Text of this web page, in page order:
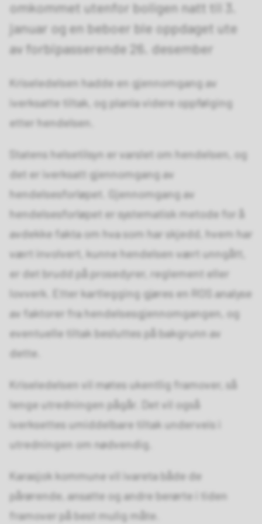
omkommet utenfor boligen natt til 3.
januar og en beboer ble oppdaget ute
av forbipasserende 26. desember
Kriseledelsen hadde en gjennomgang av
iverksatte tiltak, og planla videre oppfølging
etter hendelsen.
Statens helsetilsyn er varslet om hendelsen, og
det er iverksatt gjennomgang av
hendelsesforløpet. Gjennomgang av
hendelsesforløpet er systematisk metode for å
avdekke fakta om hva som har skjedd, hvem har
vært involvert, kunne hendelsen vært unngått,
er det brudd på prosedyrer, reglement eller
lovverk. Etter kartlegging gjøres en ROS analyse
av faktorer fra hendelsesgjennomgangen, og
eventuelle tiltak besluttes på bakgrunn av
dette.
Kriseledelsen vil møtes ukentlig framover, så
lenge utredningen pågår. Det vil også
iverksettes umiddelbare tiltak underveis i
utredningen om nødvendig.
Karasjok kommune vil ivareta både de
pårørende, ansatte og andre berørte i tiden
framover på best mulig måte.